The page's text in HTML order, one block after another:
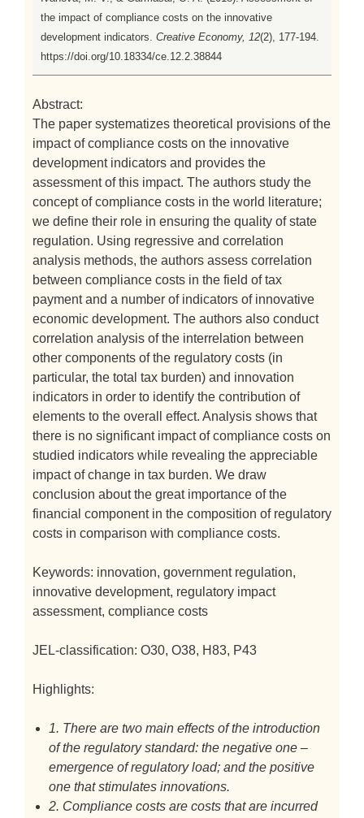
the impact of compliance costs on the innovative
development indicators. Creative Economy, 12(2), 177-194.
https://doi.org/10.18334/ce.12.2.38844
Abstract:
The paper systematizes theoretical provisions of the
impact of compliance costs on the innovative
development indicators and provides the
assessment of this impact. The authors study the
concept of compliance costs in the world literature;
we define their role in ensuring the quality of state
regulation. Using regressive and correlation
analysis methods, the authors assess correlation
between compliance costs in the field of tax
payment and a number of indicators of innovative
economic development. The authors also conduct
correlation analysis of the interrelation between
other components of the regulatory costs (in
particular, the total tax burden) and innovation
indicators in order to identify the contribution of
elements to the overall effect. Analysis shows that
there is no significant impact of compliance costs on
studied indicators while revealing the appreciable
impact of change in tax burden. We draw
conclusion about the great importance of the
financial component in the composition of regulatory
costs in comparison with compliance costs.
Keywords: innovation, government regulation,
innovative development, regulatory impact
assessment, compliance costs
JEL-classification: O30, O38, H83, P43
Highlights:
1. There are two main effects of the introduction
of the regulatory standard: the negative one –
emergence of regulatory load; and the positive
one that stimulates innovations.
2. Compliance costs are costs that are incurred